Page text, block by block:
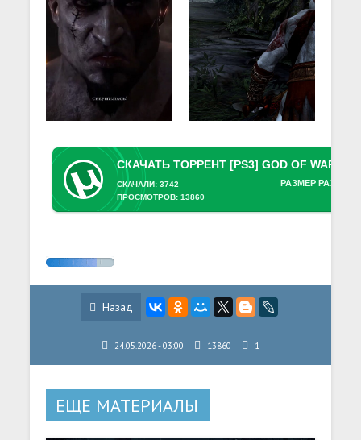
РАЗМЕР
СКАЧАЛИ: 3742
ПРОСМОТРОВ: 13860
Назад
24.05.2026 - 03:00 13860 1
ЕЩЕ МАТЕРИАЛЫ